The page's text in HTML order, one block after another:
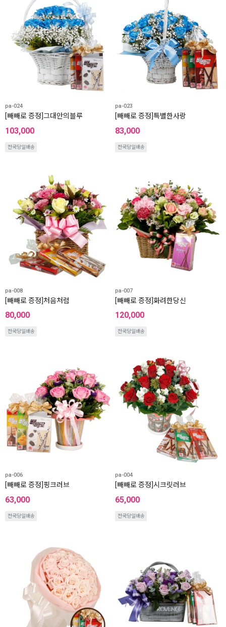
pa-024
[빼빼로 증정]그대안의블루
103,000
전국당일배송
pa-023
[빼빼로 증정]특별한사랑
83,000
전국당일배송
pa-008
[빼빼로 증정]처음처럼
80,000
전국당일배송
pa-007
[빼빼로 증정]화려한당신
120,000
전국당일배송
pa-006
[빼빼로 증정]핑크러브
63,000
전국당일배송
pa-004
[빼빼로 증정]시크릿러브
65,000
전국당일배송